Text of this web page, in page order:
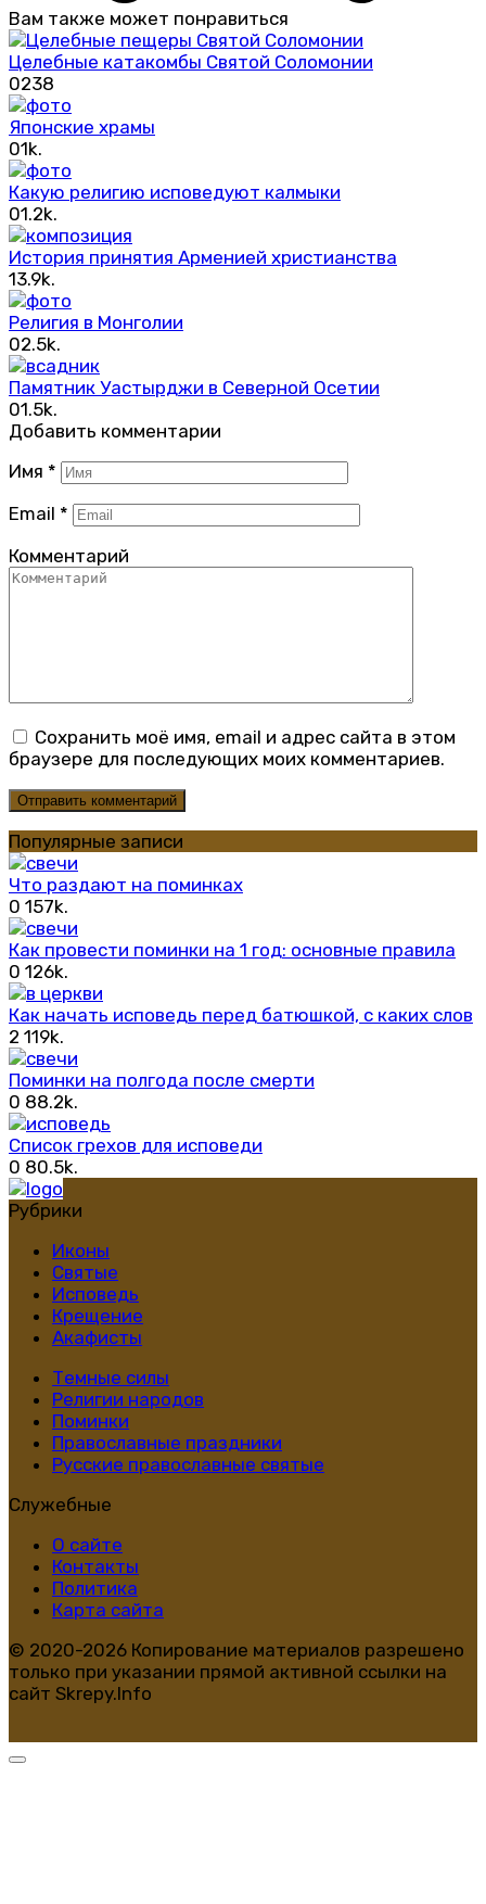
Вам также может понравиться
Целебные катакомбы Святой Соломонии
0238
Японские храмы
01k.
Какую религию исповедуют калмыки
01.2k.
История принятия Арменией христианства
13.9k.
Религия в Монголии
02.5k.
Памятник Уастырджи в Северной Осетии
01.5k.
Добавить комментарии
Имя *
Email *
Комментарий
Сохранить моё имя, email и адрес сайта в этом
браузере для последующих моих комментариев.
Популярные записи
Что раздают на поминках
0 157k.
Как провести поминки на 1 год: основные правила
0 126k.
Как начать исповедь перед батюшкой, с каких слов
2 119k.
Поминки на полгода после смерти
0 88.2k.
Список грехов для исповеди
0 80.5k.
Рубрики
Иконы
Святые
Исповедь
Крещение
Акафисты
Темные силы
Религии народов
Поминки
Православные праздники
Русские православные святые
Служебные
О сайте
Контакты
Политика
Карта сайта
© 2020-2026 Копирование материалов разрешено
только при указании прямой активной ссылки на
сайт Skrepy.Info